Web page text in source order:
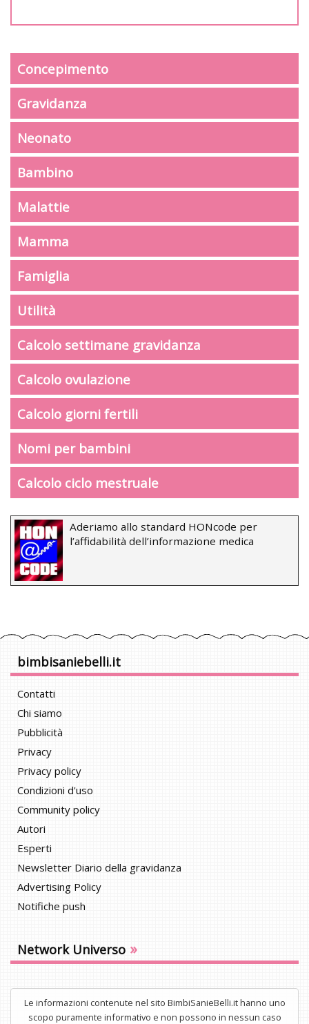
Concepimento
Gravidanza
Neonato
Bambino
Malattie
Mamma
Famiglia
Utilità
Calcolo settimane gravidanza
Calcolo ovulazione
Calcolo giorni fertili
Nomi per bambini
Calcolo ciclo mestruale
Aderiamo allo standard HONcode per
l’affidabilità dell’informazione medica
bimbisaniebelli.it
Contatti
Chi siamo
Pubblicità
Privacy
Privacy policy
Condizioni d'uso
Community policy
Autori
Esperti
Newsletter Diario della gravidanza
Advertising Policy
Notifiche push
Network Universo »
Le informazioni contenute nel sito BimbiSanieBelli.it hanno uno
scopo puramente informativo e non possono in nessun caso